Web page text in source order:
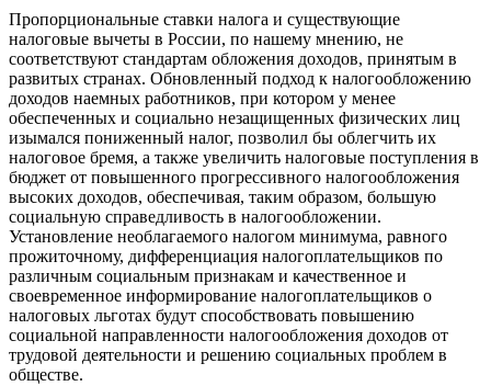
Пропорциональные ставки налога и существующие
налоговые вычеты в России, по нашему мнению, не
соответствуют стандартам обложения доходов, принятым в
развитых странах. Обновленный подход к налогообложению
доходов наемных работников, при котором у менее
обеспеченных и социально незащищенных физических лиц
изымался пониженный налог, позволил бы облегчить их
налоговое бремя, а также увеличить налоговые поступления в
бюджет от повышенного прогрессивного налогообложения
высоких доходов, обеспечивая, таким образом, большую
социальную справедливость в налогообложении.
Установление необлагаемого налогом минимума, равного
прожиточному, дифференциация налогоплательщиков по
различным социальным признакам и качественное и
своевременное информирование налогоплательщиков о
налоговых льготах будут способствовать повышению
социальной направленности налогообложения доходов от
трудовой деятельности и решению социальных проблем в
обществе.